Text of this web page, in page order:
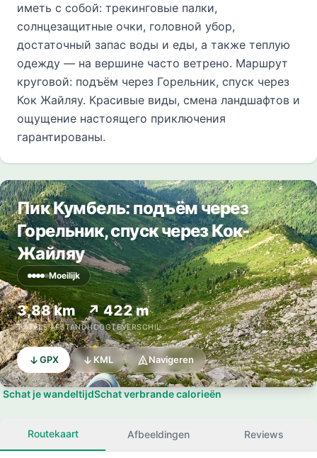
иметь с собой: трекинговые палки,
солнцезащитные очки, головной убор,
достаточный запас воды и еды, а также теплую
одежду — на вершине часто ветрено. Маршрут
круговой: подъём через Горельник, спуск через
Кок Жайляу. Красивые виды, смена ландшафтов и
ощущение настоящего приключения
гарантированы.
Пик Кумбель: подъём через
Горельник, спуск через Кок-
Жайляу
Moeilijk
3,88 km
TOTALE AFSTAND
↗ 422 m
HOOGTEVERSCHIL
GPX KML Navigeren
Schat je wandeltijdSchat verbrande calorieën
Routekaart Afbeeldingen Reviews